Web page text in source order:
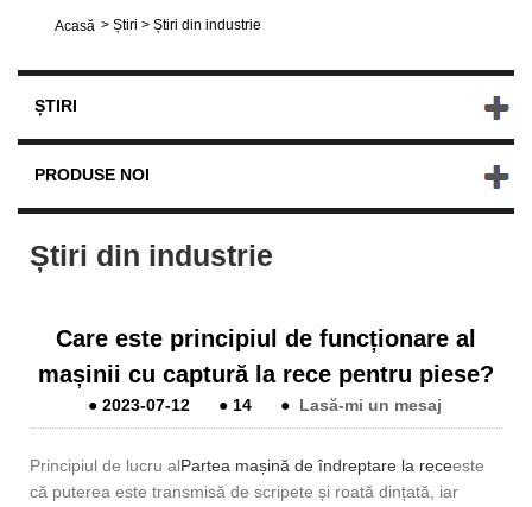
Acasă > Știri > Știri din industrie
ȘTIRI
PRODUSE NOI
Știri din industrie
Care este principiul de funcționare al
mașinii cu captură la rece pentru piese?
●2023-07-12 ● 14 ● Lasă-mi un mesaj
Principiul de lucru alPartea mașină de îndreptare la receeste
că puterea este transmisă de scripete și roată dințată, iar